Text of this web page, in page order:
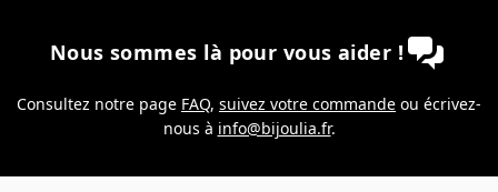
Nous sommes là pour vous aider !
Consultez notre page FAQ, suivez votre commande ou écrivez-
nous à info@bijoulia.fr.